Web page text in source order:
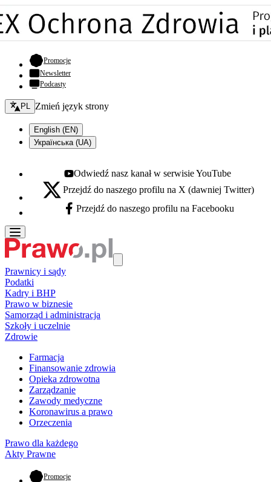
Promocje- otwiera się w nowej karcie
Newsletter
Podcasty
Zmień język - bieżący:
PL Zmień język strony
English (EN)
Українська (UA)
Youtube - otwiera się w nowej karcie
Odwiedź nasz kanał w serwisie YouTube
X - otwiera się w nowej karcie
Przejdź do naszego profilu na X (dawniej Twitter)
Facebook - otwiera się w nowej karcie
Przejdź do naszego profilu na Facebooku
Prawnicy i sądy
Podatki
Kadry i BHP
Prawo w biznesie
Samorząd i administracja
Szkoły i uczelnie
Zdrowie
Farmacja
Finansowanie zdrowia
Opieka zdrowotna
Zarządzanie
Zawody medyczne
Koronawirus a prawo
Orzeczenia
Prawo dla każdego
Akty Prawne
Promocje- otwiera się w nowej karcie